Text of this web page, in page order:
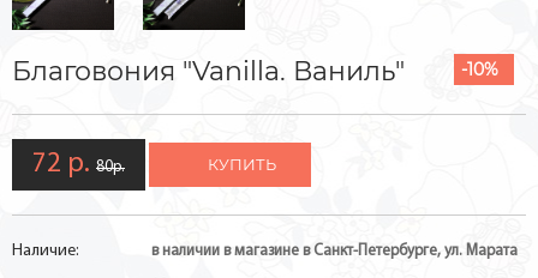
-10%
Благовония "Vanilla. Ваниль"
72 р. 80р. КУПИТЬ
Наличие: в наличии в магазине в Санкт-Петербурге, ул. Марата